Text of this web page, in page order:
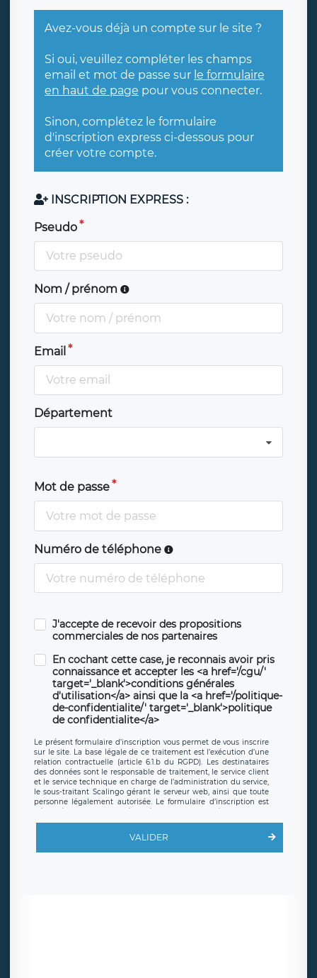
Avez-vous déjà un compte sur le site ?
Si oui, veuillez compléter les champs
email et mot de passe sur le formulaire
en haut de page pour vous connecter.
Sinon, complétez le formulaire
d'inscription express ci-dessous pour
créer votre compte.
INSCRIPTION EXPRESS :
Pseudo
Nom / prénom
Email
Département
Mot de passe
Numéro de téléphone
J'accepte de recevoir des propositions
commerciales de nos partenaires
En cochant cette case, je reconnais avoir pris
connaissance et accepter les <a href='/cgu/'
target='_blank'>conditions générales
d'utilisation</a> ainsi que la <a href='/politique-
de-confidentialite/' target='_blank'>politique
de confidentialite</a>
Le présent formulaire d’inscription vous permet de vous inscrire
sur le site. La base légale de ce traitement est l’exécution d’une
relation contractuelle (article 6.1.b du RGPD). Les destinataires
des données sont le responsable de traitement, le service client
et le service technique en charge de l’administration du service,
le sous-traitant Scalingo gérant le serveur web, ainsi que toute
personne légalement autorisée. Le formulaire d’inscription est
offrant desclauses de protection conformes au RGPD. Les
en sollicite la suppression, étant entendu que vous pouvez
demander la suppression de vos données et retirer votre
VALIDER